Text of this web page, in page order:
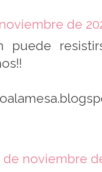
de
puede
de noviembre